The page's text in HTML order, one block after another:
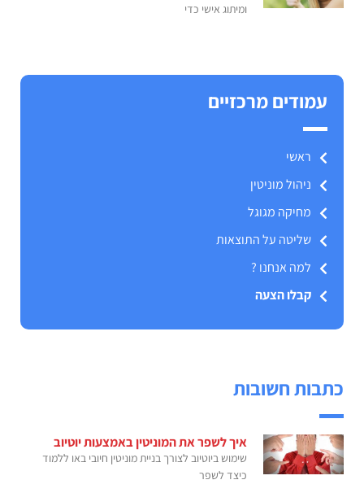
ומיתוג אישי כדי
עמודים מרכזיים
ראשי
ניהול מוניטין
מחיקה מגוגל
שליטה על התוצאות
למה אנחנו ?
קבלו הצעה
כתבות חשובות
איך לשפר את המוניטין באמצעות יוטיוב
שימוש ביוטיוב לצורך בניית מוניטין חיובי באו ללמוד
כיצד לשפר